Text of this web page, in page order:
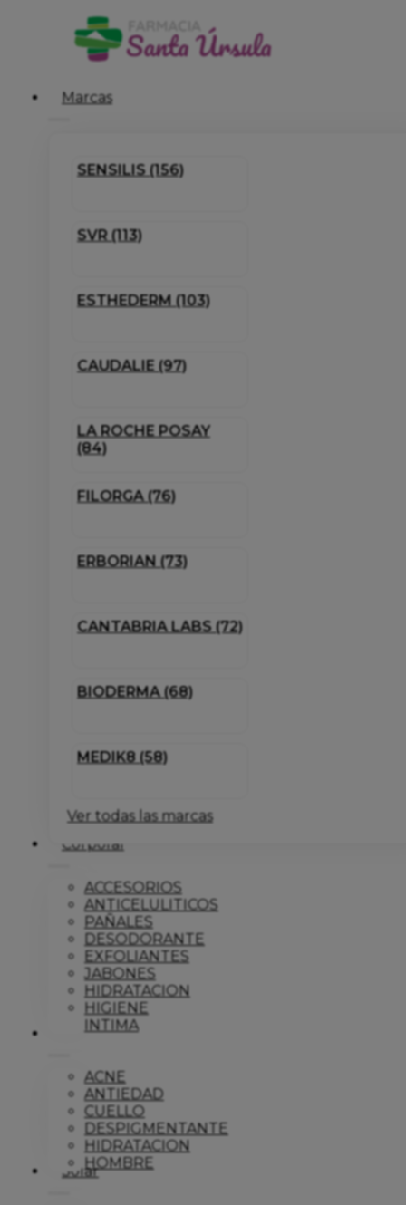
Marcas
SENSILIS (156)
SVR (113)
ESTHEDERM (103)
CAUDALIE (97)
LA ROCHE POSAY
(84)
FILORGA (76)
ERBORIAN (73)
CANTABRIA LABS (72)
BIODERMA (68)
MEDIK8 (58)
Ver todas las marcas
Corporal
ACCESORIOS
ANTICELULITICOS
PAÑALES
DESODORANTE
EXFOLIANTES
JABONES
HIDRATACION
HIGIENE
INTIMA
Dermo
ACNE
ANTIEDAD
CUELLO
DESPIGMENTANTE
HIDRATACION
HOMBRE
Solar